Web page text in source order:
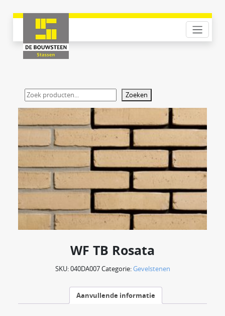
Zoeken
WF TB Rosata
SKU:040DA007Categorie:Gevelstenen
Aanvullende informatie